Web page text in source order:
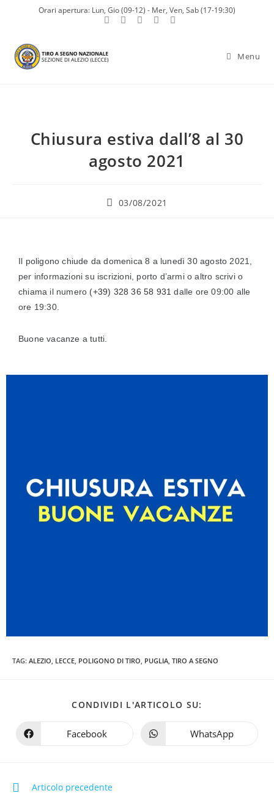
Orari apertura: Lun, Gio (09-12) - Mer, Ven, Sab (17-19:30)
Menu
Chiusura estiva dall’8 al 30
agosto 2021
03/08/2021
Il poligono chiude da domenica 8 a lunedì 30 agosto 2021,
per informazioni su iscrizioni, porto d’armi o altro scrivi o
chiama il numero (+39) 328 36 58 931 dalle ore 09:00 alle
ore 19:30.
Buone vacanze a tutti.
TAG: ALEZIO, LECCE, POLIGONO DI TIRO, PUGLIA, TIRO A SEGNO
CONDIVIDI L'ARTICOLO SU:
Facebook WhatsApp
Articolo precedente